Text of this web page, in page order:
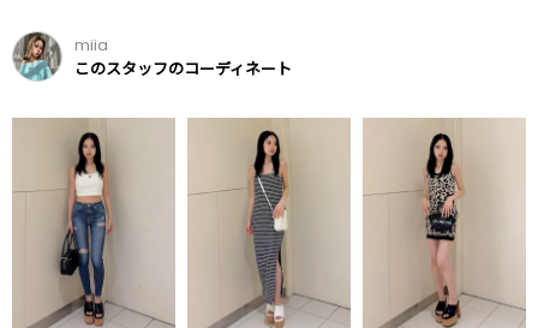
miia
このスタッフのコーディネート